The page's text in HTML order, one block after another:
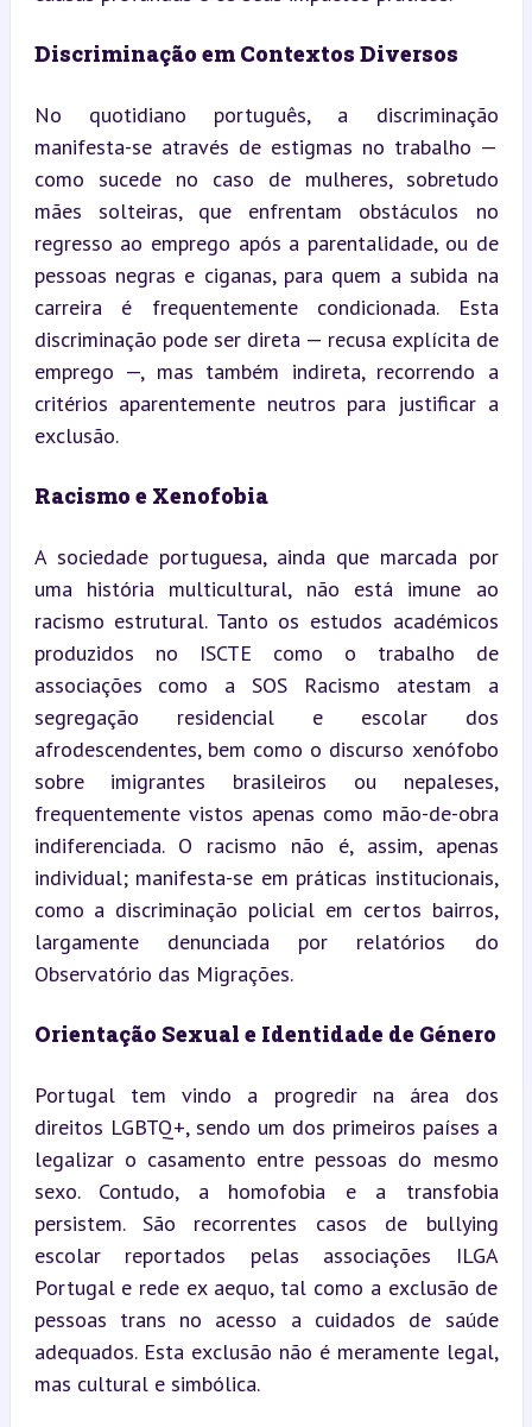
Discriminação em Contextos Diversos
No quotidiano português, a discriminação
manifesta-se através de estigmas no trabalho —
como sucede no caso de mulheres, sobretudo
mães solteiras, que enfrentam obstáculos no
regresso ao emprego após a parentalidade, ou de
pessoas negras e ciganas, para quem a subida na
carreira é frequentemente condicionada. Esta
discriminação pode ser direta — recusa explícita de
emprego —, mas também indireta, recorrendo a
critérios aparentemente neutros para justificar a
exclusão.
Racismo e Xenofobia
A sociedade portuguesa, ainda que marcada por
uma história multicultural, não está imune ao
racismo estrutural. Tanto os estudos académicos
produzidos no ISCTE como o trabalho de
associações como a SOS Racismo atestam a
segregação residencial e escolar dos
afrodescendentes, bem como o discurso xenófobo
sobre imigrantes brasileiros ou nepaleses,
frequentemente vistos apenas como mão-de-obra
indiferenciada. O racismo não é, assim, apenas
individual; manifesta-se em práticas institucionais,
como a discriminação policial em certos bairros,
largamente denunciada por relatórios do
Observatório das Migrações.
Orientação Sexual e Identidade de Género
Portugal tem vindo a progredir na área dos
direitos LGBTQ+, sendo um dos primeiros países a
legalizar o casamento entre pessoas do mesmo
sexo. Contudo, a homofobia e a transfobia
persistem. São recorrentes casos de bullying
escolar reportados pelas associações ILGA
Portugal e rede ex aequo, tal como a exclusão de
pessoas trans no acesso a cuidados de saúde
adequados. Esta exclusão não é meramente legal,
mas cultural e simbólica.